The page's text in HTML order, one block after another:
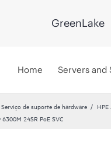
GreenLake
Home Servers and
Serviço de suporte de hardware
24SR PoE SVC